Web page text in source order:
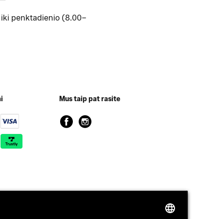
penktadienio (8.00–
Mus taip pat rasite